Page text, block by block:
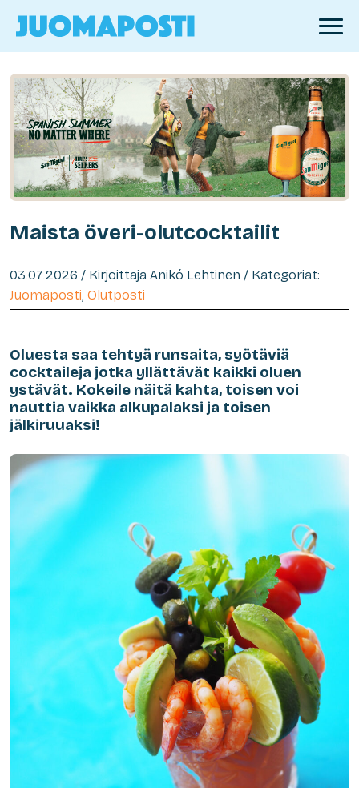
Maista överi-olutcocktailit
03.07.2026 / Kirjoittaja Anikó Lehtinen / Kategoriat:
Juomaposti, Olutposti
Oluesta saa tehtyä runsaita, syötäviä
cocktaileja jotka yllättävät kaikki oluen
ystävät. Kokeile näitä kahta, toisen voi
nauttia vaikka alkupalaksi ja toisen
jälkiruuaksi!